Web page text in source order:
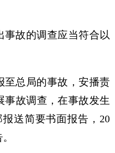
故的调查应当符合以
至总局的事故，安播责
事故调查，在事故发生
送简要书面报告，20